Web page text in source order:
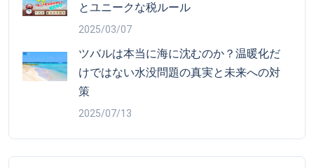
とユニークな税ルール
2025/03/07
ツバルは本当に海に沈むのか？温暖化だ
けではない水没問題の真実と未来への対
策
2025/07/13